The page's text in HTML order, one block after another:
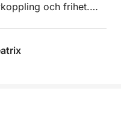
och frihet.
omgivna av turkost
Under
sjöförhållanden för